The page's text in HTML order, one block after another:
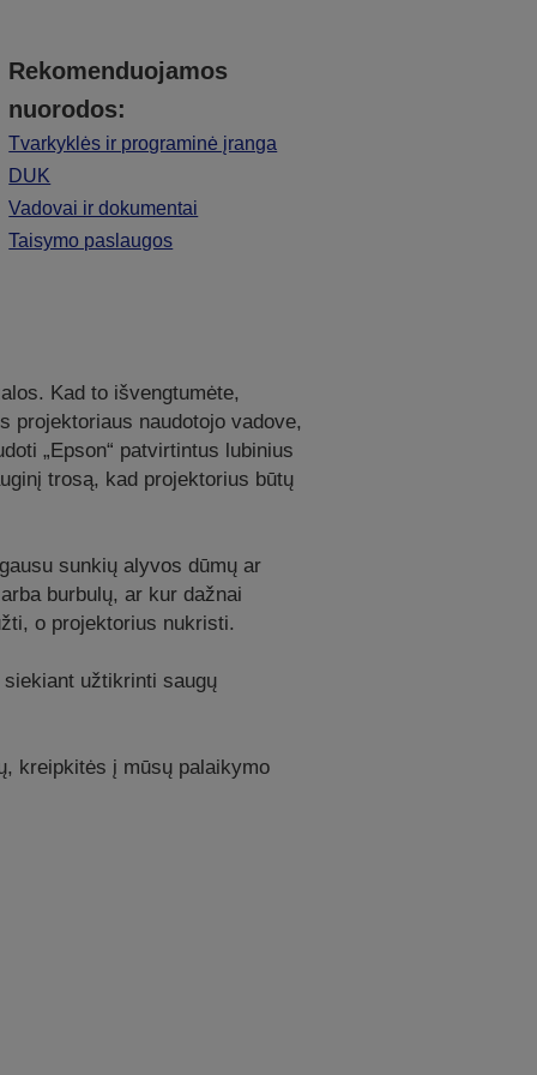
Rekomenduojamos
nuorodos:
Tvarkyklės ir programinė įranga
DUK
Vadovai ir dokumentai
Taisymo paslaugos
Kad to išvengtumėte,
naudotojo vadove,
„Epson“ patvirtintus lubinius
trosą, kad projektorius būtų
sunkių alyvos dūmų ar
burbulų, ar kur dažnai
o projektorius nukristi.
užtikrinti saugų
kreipkitės į mūsų palaikymo